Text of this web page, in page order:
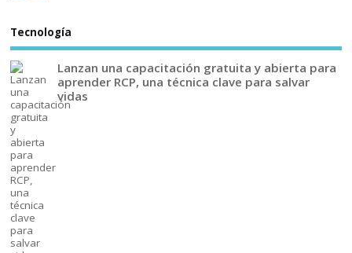
Tecnología
Lanzan una capacitación gratuita y abierta para
aprender RCP, una técnica clave para salvar
vidas